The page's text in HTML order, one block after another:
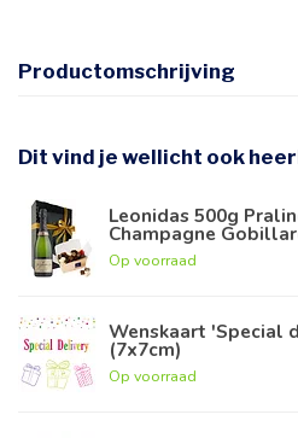
Productomschrijving
Dit vind je wellicht ook
Leonidas 500g
Champagne
Op voorraad
Wenskaart 'Special
(7x7cm)
Op voorraad